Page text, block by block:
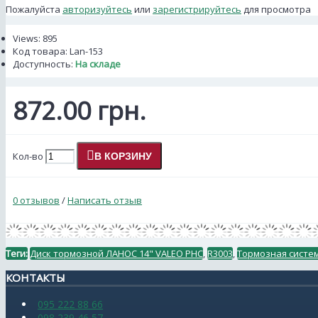
Пожалуйста авторизуйтесь или зарегистрируйтесь для просмотра
Views: 895
Код товара: Lan-153
Доступность: На складе
872.00 грн.
Кол-во В КОРЗИНУ
0 отзывов /Написать отзыв
Теги:Диск тормозной ЛАНОС 14" VALEO PHC,R3003,Тормозная
КОНТАКТЫ
095 222 88 66